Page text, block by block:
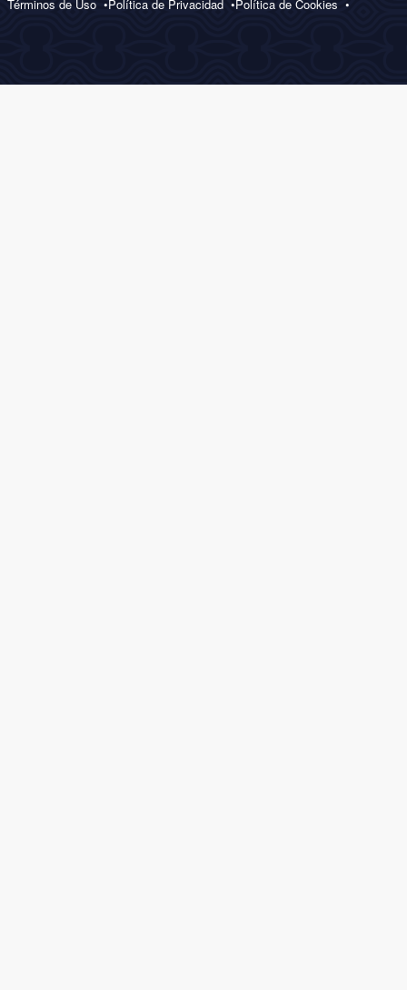
Términos de Uso Política de Privacidad Política de Cookies